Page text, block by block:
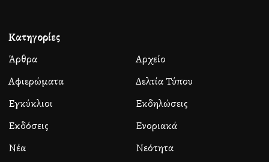
Κατηγορίες
Άρθρα
Αρχείο
Αφιερώματα
Δελτία Τύπου
Εγκύκλιοι
Εκδηλώσεις
Εκδόσεις
Ενοριακά
Νέα
Νεότητα